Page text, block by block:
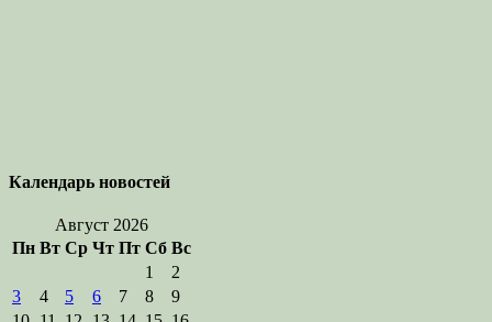
Календарь новостей
Август 2026
Пн Вт Ср Чт Пт Сб Вс
1
2
3
4 5 6 7 8
9